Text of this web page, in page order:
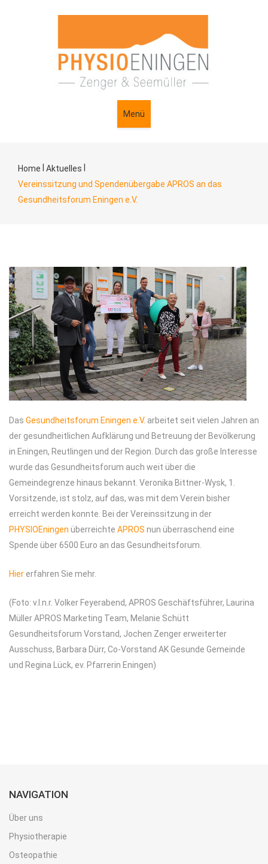
Menü
Home Aktuelles
Vereinssitzung und Spendenübergabe APROS an das
Gesundheitsforum Eningen e.V.
Das Gesundheitsforum Eningen e.V. arbeitet seit vielen Jahren an
der gesundheitlichen Aufklärung und Betreuung der Bevölkerung
in Eningen, Reutlingen und der Region. Durch das große Interesse
wurde das Gesundheitsforum auch weit über die
Gemeindegrenze hinaus bekannt. Veronika Bittner-Wysk, 1.
Vorsitzende, ist stolz, auf das, was mit dem Verein bisher
erreicht werden konnte. Bei der Vereinssitzung in der
PHYSIOEningen überreichte APROS nun überraschend eine
Spende über 6500 Euro an das Gesundheitsforum.
Hier erfahren Sie mehr.
(Foto: v.l.n.r. Volker Feyerabend, APROS Geschäftsführer, Laurina
Müller APROS Marketing Team, Melanie Schütt
Gesundheitsforum Vorstand, Jochen Zenger erweiterter
Ausschuss, Barbara Dürr, Co-Vorstand AK Gesunde Gemeinde
und Regina Lück, ev. Pfarrerin Eningen)
NAVIGATION
Über uns
Physiotherapie
Osteopathie